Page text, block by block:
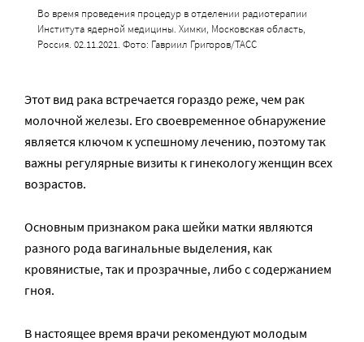
Во время проведения процедур в отделении радиотерапии
Института ядерной медицины. Химки, Московская область,
Россия. 02.11.2021. Фото: Гавриил Григоров/ТАСС
Этот вид рака встречается гораздо реже, чем рак
молочной железы. Его своевременное обнаружение
является ключом к успешному лечению, поэтому так
важны регулярные визиты к гинекологу женщин всех
возрастов.
Основным признаком рака шейки матки являются
разного рода вагинальные выделения, как
кровянистые, так и прозрачные, либо с содержанием
гноя.
В настоящее время врачи рекомендуют молодым